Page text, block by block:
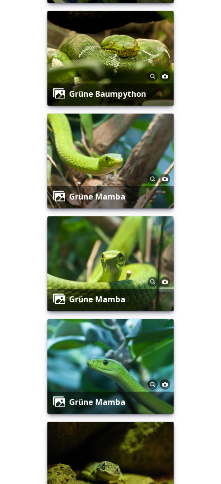
Grüne Baumpython
Grüne Mamba
Grüne Mamba
Grüne Mamba